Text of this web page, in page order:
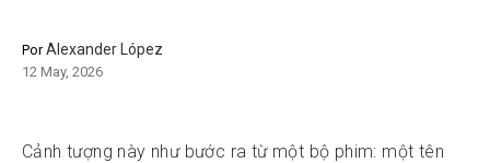
PorAlexander López
12 May, 2026
Cảnh tượng này như bước ra từ một bộ phim: một tên